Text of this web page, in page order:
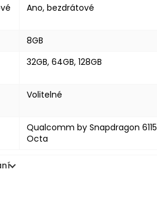
Ano, bezdrátové
8GB
32GB, 64GB, 128GB
Volitelné
Qualcomm by Snapdragon 6115
Octa